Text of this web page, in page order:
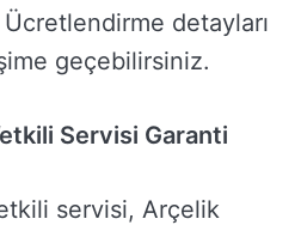
detayları
geçebilirsiniz.
Servisi Garanti
servisi, Arçelik